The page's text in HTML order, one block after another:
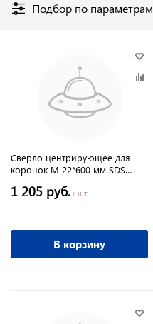
Подбор по параметрам
Сверло центрирующее для
коронок М 22*600 мм SDS
1 205 руб. / шт
В корзину